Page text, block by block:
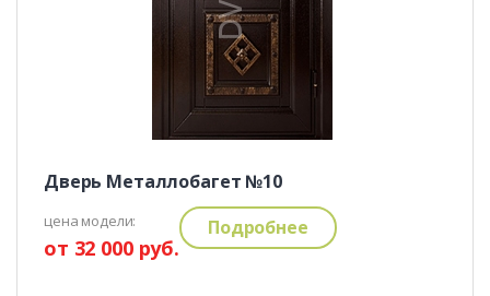
Дверь Металлобагет №10
цена модели:
от 32 000 руб.
Подробнее